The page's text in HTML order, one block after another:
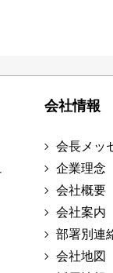
会社情報
会長メッ
企業理念
会社概要
会社案内
部署別連
会社地図